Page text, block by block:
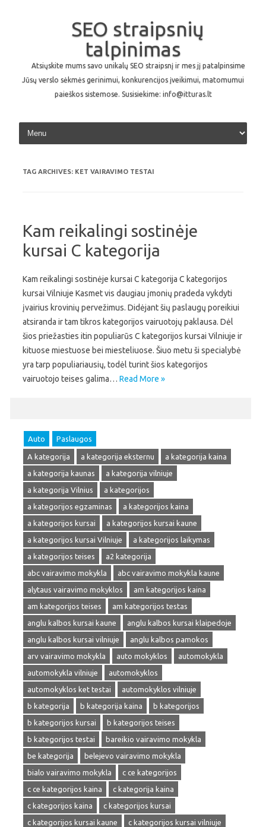
SEO straipsnių
talpinimas
Atsiųskite mums savo unikalų SEO straipsnį ir mes jį patalpinsime
Jūsų verslo sėkmės gerinimui, konkurencijos įveikimui, matomumui
paieškos sistemose. Susisiekime: info@itturas.lt
Skip to content
TAG ARCHIVES: KET VAIRAVIMO TESTAI
Kam reikalingi sostinėje
kursai C kategorija
Kam reikalingi sostinėje kursai C kategorija C kategorijos
kursai Vilniuje Kasmet vis daugiau įmonių pradeda vykdyti
įvairius krovinių pervežimus. Didėjant šių paslaugų poreikiui
atsiranda ir tam tikros kategorijos vairuotojų paklausa. Dėl
šios priežasties itin populiarūs C kategorijos kursai Vilniuje ir
kituose miestuose bei miesteliuose. Šiuo metu ši specialybė
yra tarp populiariausių, todėl turint šios kategorijos
vairuotojo teises galima… Read More »
Auto Paslaugos
A kategorija a kategorija eksternu
a kategorija kaina
a kategorija kaunas
a kategorija vilniuje
a kategorija Vilnius
a kategorijos
a kategorijos egzaminas
a kategorijos kaina
a kategorijos kursai
a kategorijos kursai kaune
a kategorijos kursai Vilniuje
a kategorijos laikymas
a kategorijos teises
a2 kategorija
abc vairavimo mokykla
abc vairavimo mokykla kaune
alytaus vairavimo mokyklos
am kategorijos kaina
am kategorijos teises
am kategorijos testas
anglu kalbos kursai kaune
anglu kalbos kursai klaipedoje
anglu kalbos kursai vilniuje
anglu kalbos pamokos
arv vairavimo mokykla
auto mokyklos
automokykla
automokykla vilniuje
automokyklos
automokyklos ket testai
automokyklos vilniuje
b kategorija
b kategorija kaina
b kategorijos
b kategorijos kursai
b kategorijos teises
b kategorijos testai
bareikio vairavimo mokykla
be kategorija
belejevo vairavimo mokykla
bialo vairavimo mokykla
c ce kategorijos
c ce kategorijos kaina
c kategorija kaina
c kategorijos kaina
c kategorijos kursai
c kategorijos kursai kaune
c kategorijos kursai vilniuje